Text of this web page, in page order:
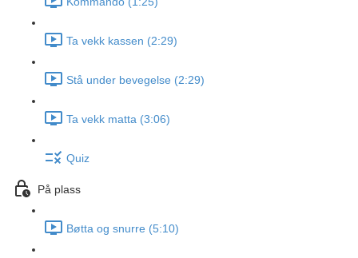
Ta vekk kassen (2:29)
Stå under bevegelse (2:29)
Ta vekk matta (3:06)
Quiz
På plass
Bøtta og snurre (5:10)